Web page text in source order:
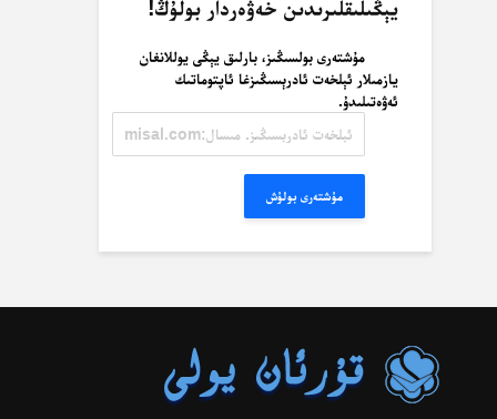
يېڭىلىقلىرىدىن خەۋەردار بولۇڭ!
مۇشتەرى بولسىڭىز، بارلىق يېڭى يوللانغان
يازمىلار ئېلخەت ئادرېسىڭىزغا ئاپتوماتىك
ئەۋەتىلىدۇ.
ئادرېسىڭىز.
مۇشتەرى بولۇش